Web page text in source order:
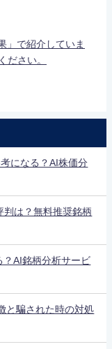
」で紹介していま
ださい。
になる？AI株価分
判は？無料推奨銘柄
？AI銘柄分析サービ
と騙された時の対処